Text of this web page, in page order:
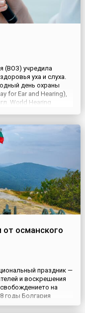
(ВОЗ) учредила
уха и слуха.
день охраны
for Ear and Hearing),
World Hearing
османского
праздник —
и воскрешения
на
годы Болгария
победы